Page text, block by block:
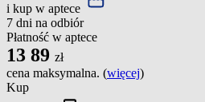
i kup w aptece
7 dni na odbiór
Płatność w aptece
13 89 zł
cena maksymalna. (więcej)
Kup